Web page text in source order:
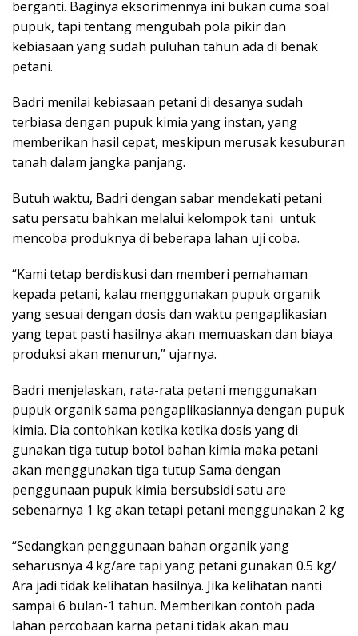
berganti. Baginya eksorimennya ini bukan cuma soal
pupuk, tapi tentang mengubah pola pikir dan
kebiasaan yang sudah puluhan tahun ada di benak
petani.
Badri menilai kebiasaan petani di desanya sudah
terbiasa dengan pupuk kimia yang instan, yang
memberikan hasil cepat, meskipun merusak kesuburan
tanah dalam jangka panjang.
Butuh waktu, Badri dengan sabar mendekati petani
satu persatu bahkan melalui kelompok tani untuk
mencoba produknya di beberapa lahan uji coba.
“Kami tetap berdiskusi dan memberi pemahaman
kepada petani, kalau menggunakan pupuk organik
yang sesuai dengan dosis dan waktu pengaplikasian
yang tepat pasti hasilnya akan memuaskan dan biaya
produksi akan menurun,” ujarnya.
Badri menjelaskan, rata-rata petani menggunakan
pupuk organik sama pengaplikasiannya dengan pupuk
kimia. Dia contohkan ketika ketika dosis yang di
gunakan tiga tutup botol bahan kimia maka petani
akan menggunakan tiga tutup Sama dengan
penggunaan pupuk kimia bersubsidi satu are
sebenarnya 1 kg akan tetapi petani menggunakan 2 kg
“Sedangkan penggunaan bahan organik yang
seharusnya 4 kg/are tapi yang petani gunakan 0.5 kg/
Ara jadi tidak kelihatan hasilnya. Jika kelihatan nanti
sampai 6 bulan-1 tahun. Memberikan contoh pada
lahan percobaan karna petani tidak akan mau